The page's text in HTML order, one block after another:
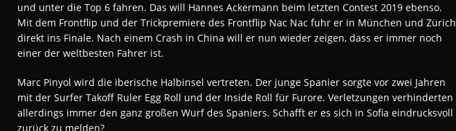
und unter die Top 6 fahren. Das will Hannes Ackermann beim letzten Contest 2019 ebenso.
Mit dem Frontflip und der Trickpremiere des Frontflip Nac Nac fuhr er in München und Zürich
direkt ins Finale. Nach einem Crash in China will er nun wieder zeigen, dass er immer noch
einer der weltbesten Fahrer ist.
Marc Pinyol wird die iberische Halbinsel vertreten. Der junge Spanier sorgte vor zwei Jahren
mit der Surfer Takoff Ruler Egg Roll und der Inside Roll für Furore. Verletzungen verhinderten
allerdings immer den ganz großen Wurf des Spaniers. Schafft er es sich in Sofia eindrucksvoll
zurück zu melden?